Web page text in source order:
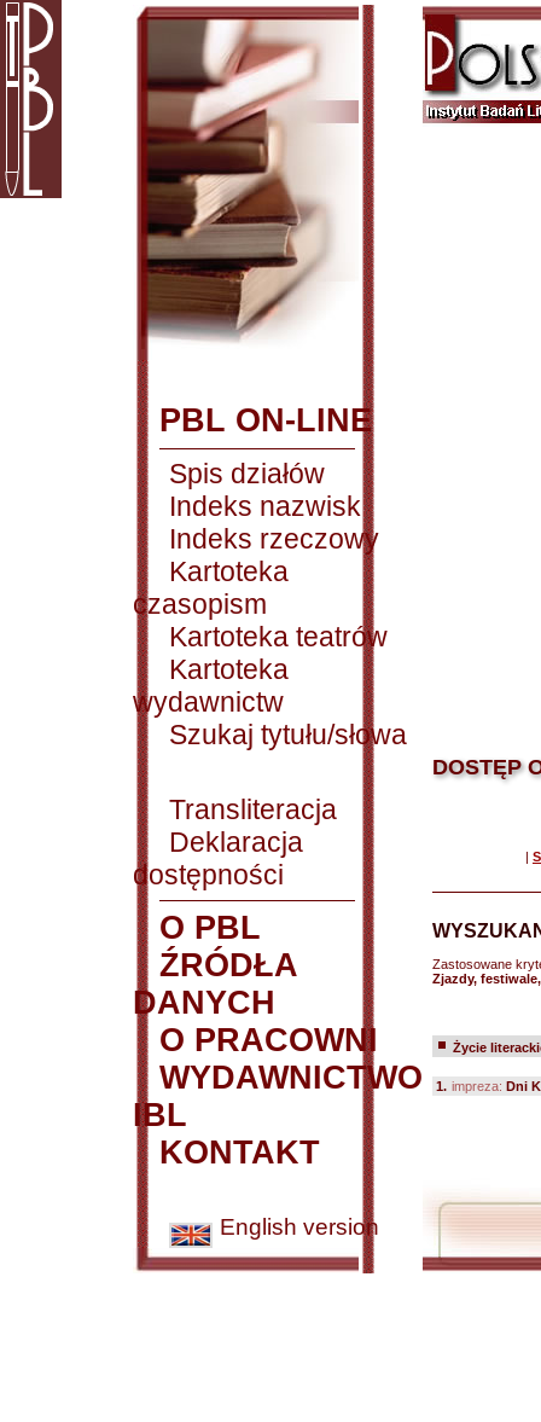
PBL ON-LINE
Spis działów
Indeks nazwisk
Indeks rzeczowy
Kartoteka
czasopism
Kartoteka teatrów
Kartoteka
wydawnictw
Szukaj tytułu/słowa
Transliteracja
Deklaracja
dostępności
O PBL
ŹRÓDŁA
DANYCH
O PRACOWNI
WYDAWNICTWO
IBL
KONTAKT
English version
DOSTĘP
|
Zastosowane
Zjazdy,
Życie
1. impreza: Dni